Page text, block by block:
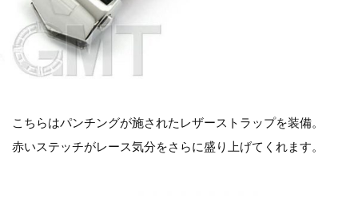
こちらはパンチングが施されたレザーストラップを装備。
赤いステッチがレース気分をさらに盛り上げてくれます。